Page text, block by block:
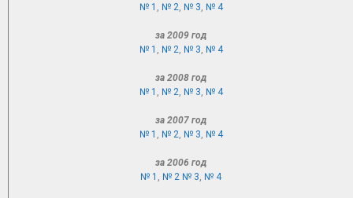
№ 1
№ 2 № 3 № 4
за 2009 год
№ 1
№ 2 № 3 № 4
за 2008 год
№ 1
№ 2 № 3 № 4
за 2007 год
№ 1
№ 2 № 3 № 4
за 2006 год
№ 1
№ 2 № 3 № 4